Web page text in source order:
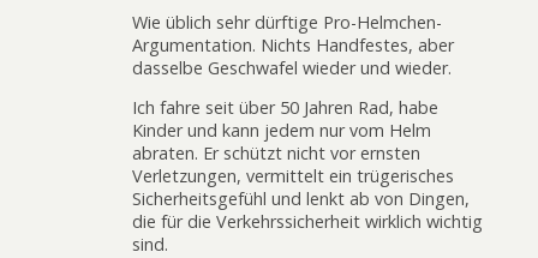
Wie üblich sehr dürftige Pro-Helmchen-
Argumentation. Nichts Handfestes, aber
dasselbe Geschwafel wieder und wieder.
Ich fahre seit über 50 Jahren Rad, habe
Kinder und kann jedem nur vom Helm
abraten. Er schützt nicht vor ernsten
Verletzungen, vermittelt ein trügerisches
Sicherheitsgefühl und lenkt ab von Dingen,
die für die Verkehrssicherheit wirklich wichtig
sind.